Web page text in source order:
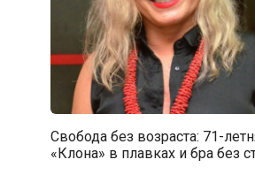
Свобода без возраста: 71-
«Клона» в плавках и бра без